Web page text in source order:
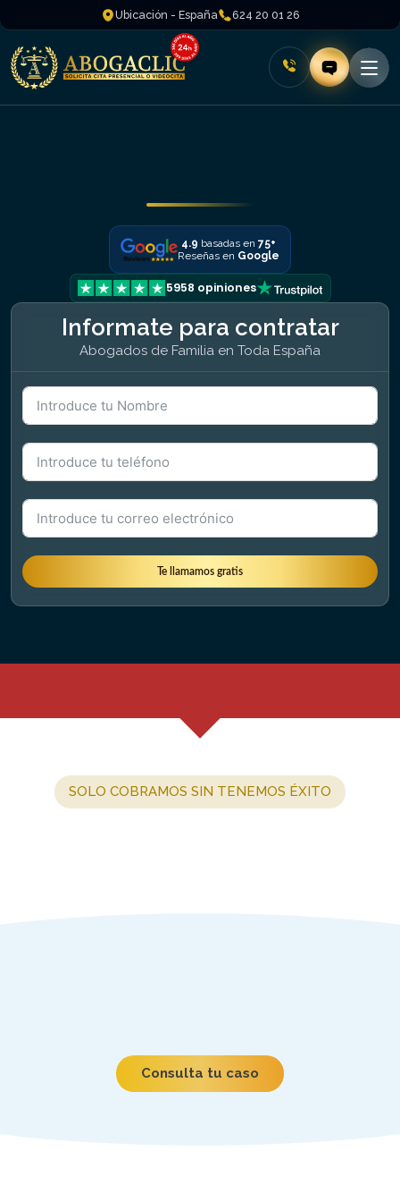
Ubicación - España 624 20 01 26
4.9 basadas en 75+
Reseñas en Google
5958 opiniones
Informate para contratar
Abogados de Familia en Toda España
Formulario Name + Phone + Mail
Te llamamos gratis
SOLO COBRAMOS SIN TENEMOS ÉXITO
Consulta tu caso